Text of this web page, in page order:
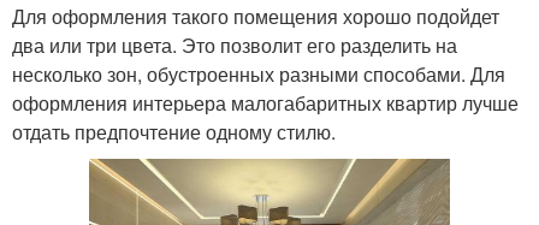
Для оформления такого помещения хорошо подойдет
два или три цвета. Это позволит его разделить на
несколько зон, обустроенных разными способами. Для
оформления интерьера малогабаритных квартир лучше
отдать предпочтение одному стилю.